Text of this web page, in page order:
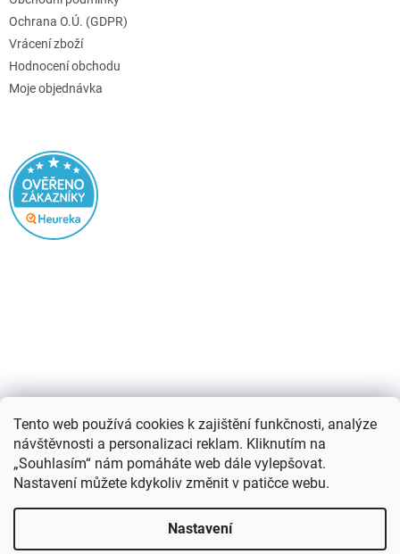
Tento web používá cookies k zajištění funkčnosti, analýze
návštěvnosti a personalizaci reklam. Kliknutím na
„Souhlasím“ nám pomáháte web dále vylepšovat.
Nastavení můžete kdykoliv změnit v patičce webu.
Nastavení
Ochrana O.Ú. (GDPR)
Vrácení zboží
Hodnocení obchodu
Moje objednávka
0KS /0 KČ